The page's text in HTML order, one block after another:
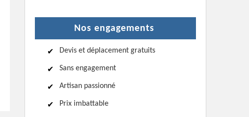
Nos engagements
Devis et déplacement gratuits
Sans engagement
Artisan passionné
Prix imbattable